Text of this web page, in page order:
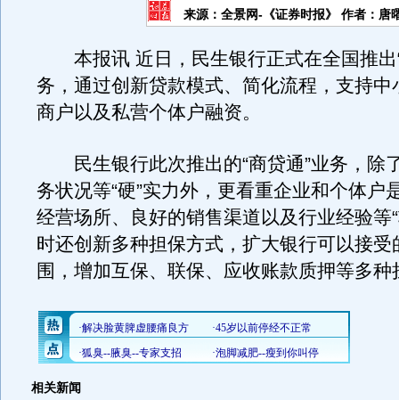
来源：全景网-《证券时报》 作者：唐
本报讯 近日，民生银行正式在全国推出
务，通过创新贷款模式、简化流程，支持中
商户以及私营个体户融资。
民生银行此次推出的“商贷通”业务，除
务状况等“硬”实力外，更看重企业和个体户
经营场所、良好的销售渠道以及行业经验等
时还创新多种担保方式，扩大银行可以接受
围，增加互保、联保、应收账款质押等多种
相关新闻